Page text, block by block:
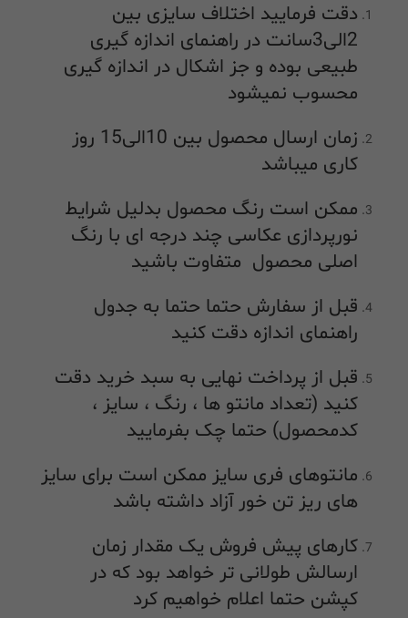
دقت فرمایید اختلاف سایزی بین
2الی3سانت در راهنمای اندازه گیری
طبیعی بوده و جز اشکال در اندازه گیری
محسوب نمیشود
زمان ارسال محصول بین 10الی15 روز
کاری میباشد
ممکن است رنگ محصول بدلیل شرایط
نورپردازی عکاسی چند درجه ای با رنگ
اصلی محصول متفاوت باشید
قبل از سفارش حتما حتما به جدول
راهنمای اندازه دقت کنید
قبل از پرداخت نهایی به سبد خرید دقت
کنید (تعداد مانتو ها ، رنگ ، سایز ،
کدمحصول) حتما چک بفرمایید
مانتوهای فری سایز ممکن است برای سایز
های ریز تن خور آزاد داشته باشد
کارهای پیش فروش یک مقدار زمان
ارسالش طولانی تر خواهد بود که در
کپشن حتما اعلام خواهیم کرد